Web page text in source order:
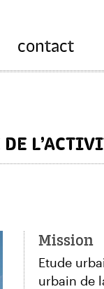
contact
Mission
Etude
urbain de